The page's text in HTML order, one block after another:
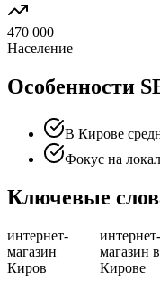
470 000
Население
Особенности
В Кирове
Фокус на
Ключевые
интернет-
магазин
Киров
интернет-
магазин в
Кирове